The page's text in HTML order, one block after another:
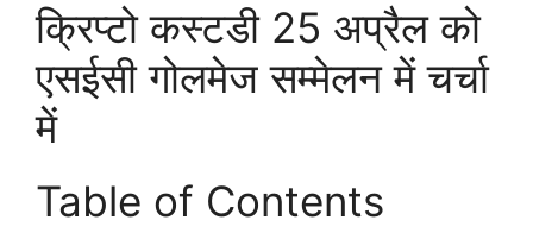
क्रिप्टो कस्टडी 25 अप्रैल को
एसईसी गोलमेज सम्मेलन में चर्चा
में
Table of Contents